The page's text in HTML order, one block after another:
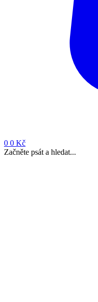
0 0 Kč
Začněte psát a hledat...